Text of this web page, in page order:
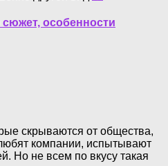
особенности
скрываются от общества,
компании, испытывают
Но не всем по вкусу такая